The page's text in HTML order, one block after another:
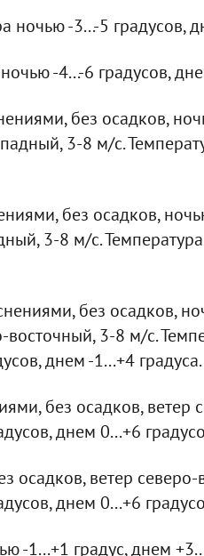
ночью -3...-5 градусов,
-4...-6 градусов,
без осадков,
3-8 м/с.
без осадков,
3-8 м/с.
без осадков,
восточный, 3-8 м/с.
днем -1...+4 градуса.
без осадков, ветер
днем 0...+6
осадков, ветер
днем 0...+6
-1...+1 градус, днем